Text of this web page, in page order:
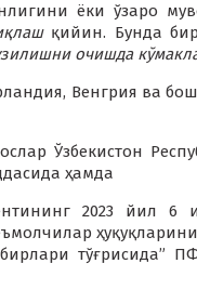
ёки ўзаро
қийин. Бунда
очишда
Венгрия ва
Ўзбекистон
ҳамда
2023 йил
тўғрисида”